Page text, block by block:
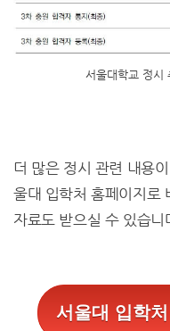
서울대학교 정시
더 많은 정시 관련 내용
울대 입학처 홈페이지로
자료도 받으실 수 있습니
서울대 입학